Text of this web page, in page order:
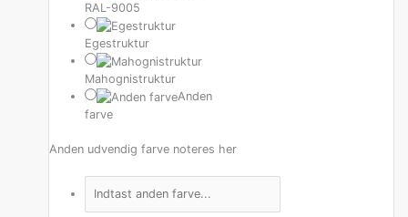
RAL-9005
Egestruktur
Mahognistruktur
Anden
farve
Anden udvendig farve noteres her